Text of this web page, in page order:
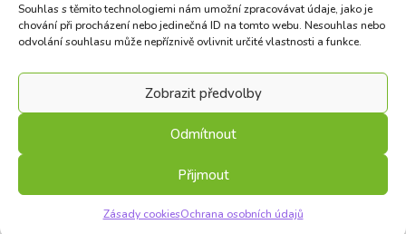
Souhlas s těmito technologiemi nám umožní zpracovávat údaje, jako je
chování při procházení nebo jedinečná ID na tomto webu. Nesouhlas nebo
odvolání souhlasu může nepříznivě ovlivnit určité vlastnosti a funkce.
Přijmout
Odmítnout
Zobrazit předvolby
Zásady cookiesOchrana osobních údajů
Klepnutím přijměte marketingové soubory cookie a povolte tento
obsah
studio NEO STYLE|
Zpracování osobních údajů a
cookies|Cookie Policy (EU)